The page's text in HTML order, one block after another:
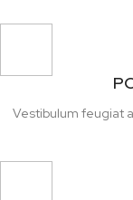
Vestibulum feugiat